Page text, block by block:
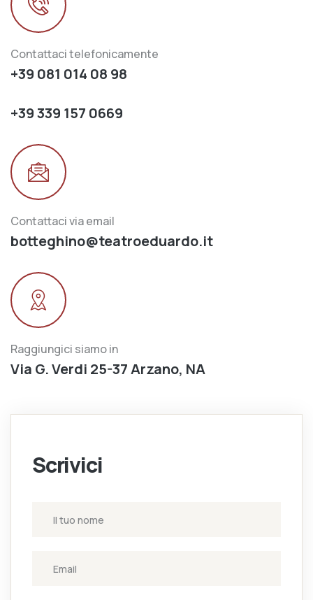
Contattaci telefonicamente
+39 081 014 08 98
+39 339 157 0669
Contattaci via email
botteghino@teatroeduardo.it
Raggiungici siamo in
Via G. Verdi 25-37 Arzano, NA
Scrivici